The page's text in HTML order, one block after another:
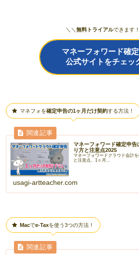
＼＼ 無料トライアルできます
マネーフォワード確
公式サイトをチェッ
マネフォを確定申告の1ヶ月だけ契約する方法！
マネーフォワード確定申
り方と注意点2025
マネーフォワードクラウド会計
と注意点、1ヶ月...
usagi-artteacher.com
Macでe-Taxを使う3つの方法！